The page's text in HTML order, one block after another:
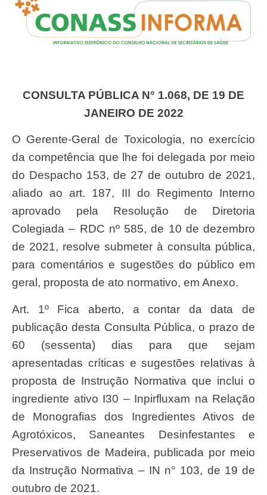
CONSULTA PÚBLICA N° 1.068, DE 19 DE
JANEIRO DE 2022
O Gerente-Geral de Toxicologia, no exercício
da competência que lhe foi delegada por meio
do Despacho 153, de 27 de outubro de 2021,
aliado ao art. 187, III do Regimento Interno
aprovado pela Resolução de Diretoria
Colegiada – RDC nº 585, de 10 de dezembro
de 2021, resolve submeter à consulta pública,
para comentários e sugestões do público em
geral, proposta de ato normativo, em Anexo.
Art. 1º Fica aberto, a contar da data de
publicação desta Consulta Pública, o prazo de
60 (sessenta) dias para que sejam
apresentadas críticas e sugestões relativas à
proposta de Instrução Normativa que inclui o
ingrediente ativo I30 – Inpirfluxam na Relação
de Monografias dos Ingredientes Ativos de
Agrotóxicos, Saneantes Desinfestantes e
Preservativos de Madeira, publicada por meio
da Instrução Normativa – IN n° 103, de 19 de
outubro de 2021.